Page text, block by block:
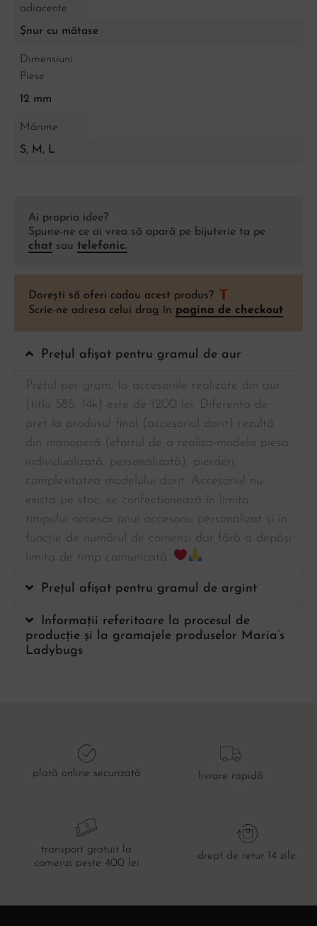
adiacente
Șnur cu mătase
Dimensiuni
Piese
12 mm
Mărime
S, M, L
Ai propria idee?
Spune-ne ce ai vrea să apară pe bijuterie ta pe
chat sau telefonic.
Dorești să oferi cadou acest produs?
Scrie-ne adresa celui drag în pagina de checkout
Prețul afișat pentru gramul de aur
Prețul per gram, la accesoriile realizate din aur
(titlu 585, 14k) este de 1200 lei. Diferența de
preț la produsul final (accesoriul dorit) rezultă
din manoperă (efortul de a realiza-modela piesa
individualizată, personalizată), pierderi,
complexitatea modelului dorit. Accesoriul nu
exista pe stoc, se confecționează în limita
timpului necesar unui accesoriu personalizat și în
funcție de numărul de comenzi dar fără a depăși
limita de timp comunicată.
Prețul afișat pentru gramul de argint
Informații referitoare la procesul de
producție și la gramajele produselor Maria’s
Ladybugs
plată online securizată livrare rapidă
transport gratuit la
comenzi peste 400 lei
drept de retur 14 zile